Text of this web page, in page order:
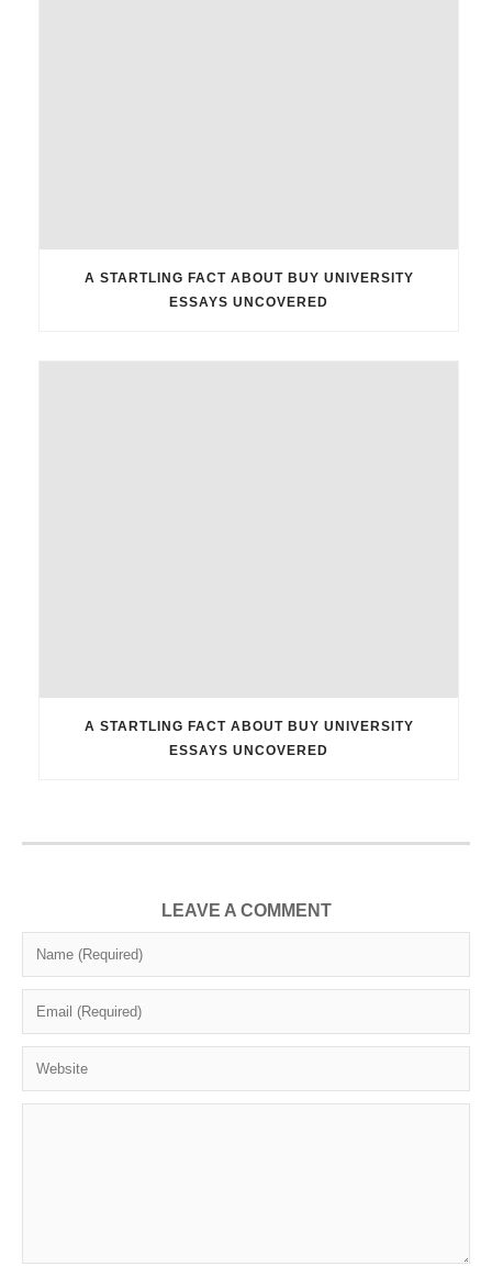
A STARTLING FACT ABOUT BUY UNIVERSITY
ESSAYS UNCOVERED
A STARTLING FACT ABOUT BUY UNIVERSITY
ESSAYS UNCOVERED
LEAVE A COMMENT